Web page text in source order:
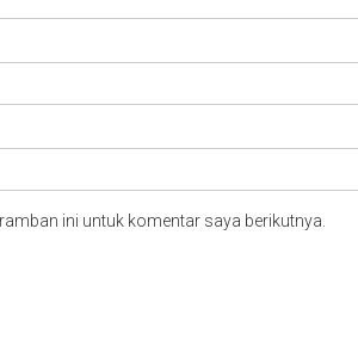
ini untuk komentar saya berikutnya.